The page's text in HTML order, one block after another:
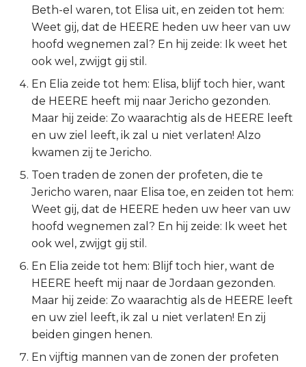
2 Korinthe
Galaten
Éfeze
Filipenzen
Kolossenzen
1 Thessalonicenzen
2 Thessalonicenzen
1 Timótheüs
2 Timótheüs
Titus
Beth-el waren, tot Elisa uit, en zeiden tot hem:
Weet gij, dat de HEERE heden uw heer van uw
hoofd wegnemen zal? En hij zeide: Ik weet het
ook wel, zwijgt gij stil.
En Elia zeide tot hem: Elisa, blijf toch hier, want
de HEERE heeft mij naar Jericho gezonden.
Maar hij zeide: Zo waarachtig als de HEERE leeft
en uw ziel leeft, ik zal u niet verlaten! Alzo
kwamen zij te Jericho.
Toen traden de zonen der profeten, die te
Jericho waren, naar Elisa toe, en zeiden tot hem:
Weet gij, dat de HEERE heden uw heer van uw
hoofd wegnemen zal? En hij zeide: Ik weet het
ook wel, zwijgt gij stil.
En Elia zeide tot hem: Blijf toch hier, want de
HEERE heeft mij naar de Jordaan gezonden.
Maar hij zeide: Zo waarachtig als de HEERE leeft
en uw ziel leeft, ik zal u niet verlaten! En zij
beiden gingen henen.
En vijftig mannen van de zonen der profeten